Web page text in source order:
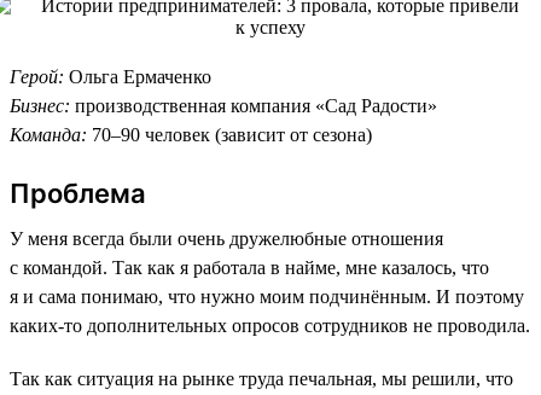
Герой: Ольга Ермаченко
Бизнес: производственная компания «Сад Радости»
Команда: 70–90 человек (зависит от сезона)
Проблема
У меня всегда были очень дружелюбные отношения
с командой. Так как я работала в найме, мне казалось, что
я и сама понимаю, что нужно моим подчинённым. И поэтому
каких-то дополнительных опросов сотрудников не проводила.
Так как ситуация на рынке труда печальная, мы решили, что